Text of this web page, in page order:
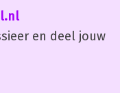
en deel jouw